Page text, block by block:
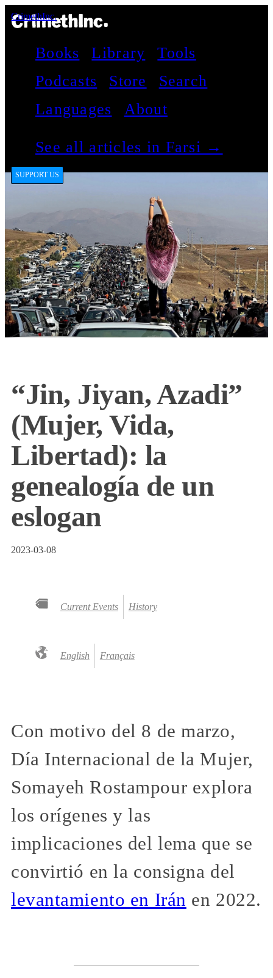
CrimethInc.
Books Library
Tools
Podcasts
Store
Search
Languages
About
See all articles in Farsi →
SUPPORT US
“Jin, Jiyan, Azadi”
(Mujer, Vida,
Libertad): la
genealogía de un
eslogan
2023-03-08
Current Events History
English Français
Con motivo del 8 de marzo,
Día Internacional de la Mujer,
Somayeh Rostampour explora
los orígenes y las
implicaciones del lema que se
convirtió en la consigna del
levantamiento en Irán en 2022.